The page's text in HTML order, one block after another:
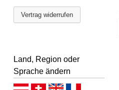
Vertrag widerrufen
Land, Region oder
Sprache ändern
Deutsch (AT)Deutsch (CH)